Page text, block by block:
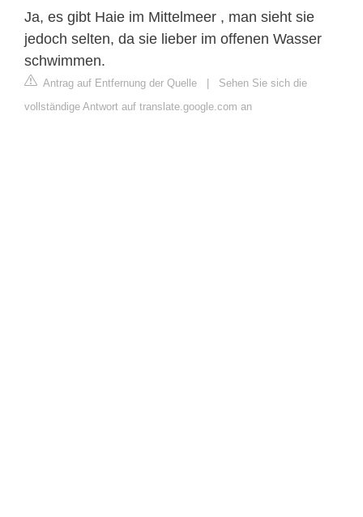
Ja, es gibt Haie im Mittelmeer , man sieht sie
jedoch selten, da sie lieber im offenen Wasser
schwimmen.
Antrag auf Entfernung der Quelle | Sehen Sie sich die
vollständige Antwort auf translate.google.com an